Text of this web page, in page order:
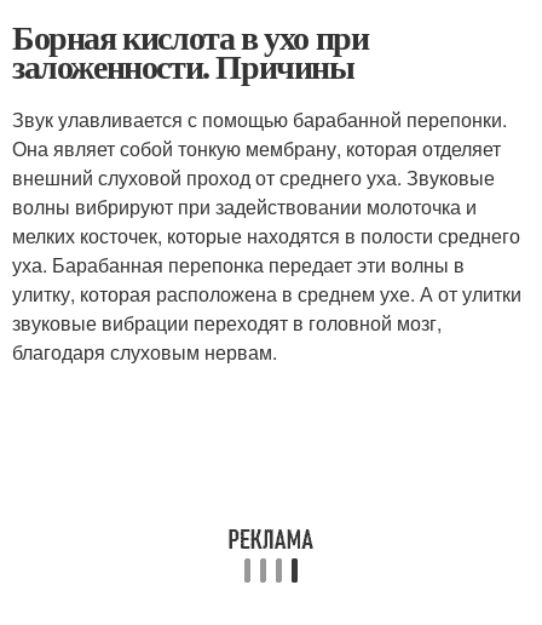
Борная кислота в ухо при
заложенности. Причины
Звук улавливается с помощью барабанной перепонки.
Она являет собой тонкую мембрану, которая отделяет
внешний слуховой проход от среднего уха. Звуковые
волны вибрируют при задействовании молоточка и
мелких косточек, которые находятся в полости среднего
уха. Барабанная перепонка передает эти волны в
улитку, которая расположена в среднем ухе. А от улитки
звуковые вибрации переходят в головной мозг,
благодаря слуховым нервам.